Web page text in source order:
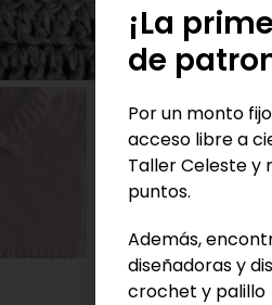
¡La
de
Por un monto
acceso libre a
Taller Celeste y
puntos.
Además,
diseñadoras y
crochet y palillo